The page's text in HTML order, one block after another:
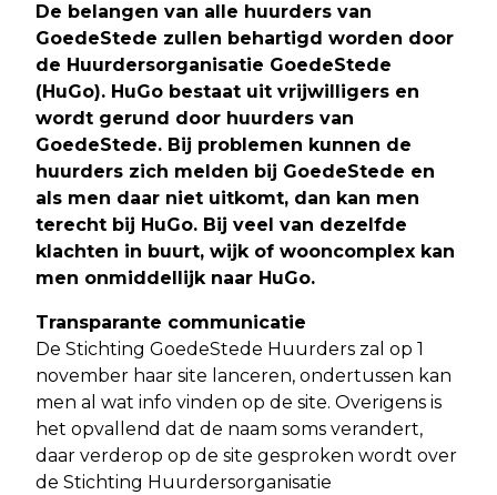
De belangen van alle huurders van
GoedeStede zullen behartigd worden door
de Huurdersorganisatie GoedeStede
(HuGo). HuGo bestaat uit vrijwilligers en
wordt gerund door huurders van
GoedeStede. Bij problemen kunnen de
huurders zich melden bij GoedeStede en
als men daar niet uitkomt, dan kan men
terecht bij HuGo. Bij veel van dezelfde
klachten in buurt, wijk of wooncomplex kan
men onmiddellijk naar HuGo.
Transparante communicatie
De Stichting GoedeStede Huurders zal op 1
november haar site lanceren, ondertussen kan
men al wat info vinden op de site. Overigens is
het opvallend dat de naam soms verandert,
daar verderop op de site gesproken wordt over
de Stichting Huurdersorganisatie